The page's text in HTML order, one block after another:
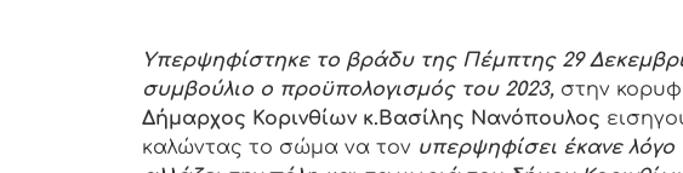
Υπερψηφίστηκε το βράδυ της Πέμπτης 29
συμβούλιο ο προϋπολογισμός του 2023, στην
Δήμαρχος Κορινθίων κ.Βασίλης Νανόπουλος
καλώντας το σώμα να τον υπερψηφίσει έκανε